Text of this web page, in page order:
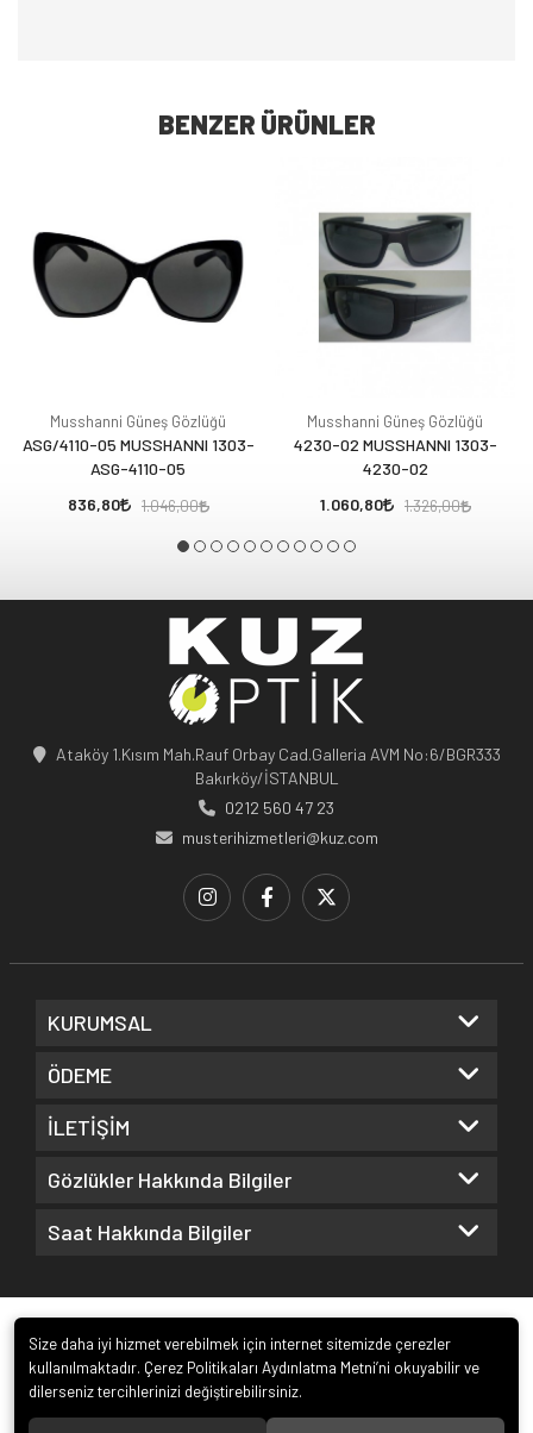
BENZER ÜRÜNLER
Musshanni Güneş Gözlüğü
ASG/4110-05 MUSSHANNI 1303-
ASG-4110-05
836,80
1.046,00
Musshanni Güneş Gözlüğü
4230-02 MUSSHANNI 1303-
4230-02
1.060,80
1.326,00
Ataköy 1.Kısım Mah.Rauf Orbay Cad.Galleria AVM No:6/BGR333
Bakırköy/İSTANBUL
0212 560 47 23
musterihizmetleri@kuz.com
KURUMSAL
ÖDEME
İLETİŞİM
Gözlükler Hakkında Bilgiler
Saat Hakkında Bilgiler
Size daha iyi hizmet verebilmek için internet sitemizde çerezler
kullanılmaktadır. Çerez Politikaları Aydınlatma Metni’ni okuyabilir ve
dilerseniz tercihlerinizi değiştirebilirsiniz.